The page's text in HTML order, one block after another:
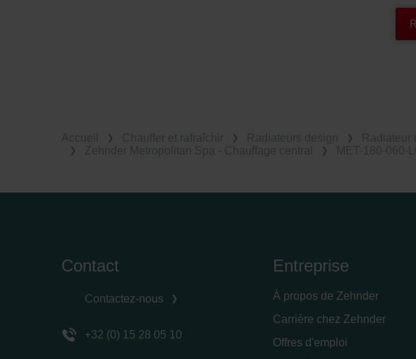
Contact
Contactez-nous
+32 (0) 15 28 05 10
Entreprise
À propos de Zehnder
Carrière chez Zehnder
Offres d'emploi